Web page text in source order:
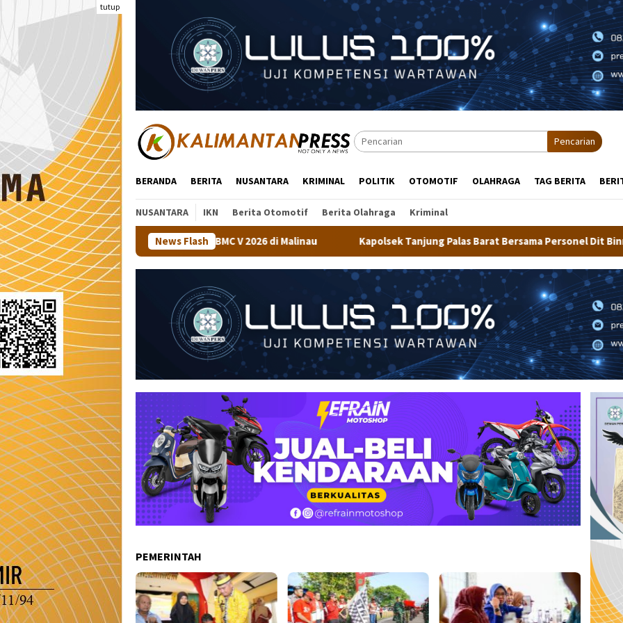
tutup
Pencarian
BERANDA BERITA NUSANTARA KRIMINAL POLITIK OTOMOTIF OLAHRAGA TAG BERITA
NUSANTARA IKN Berita Otomotif Berita Olahraga Kriminal
News Flash
Tenis Meja BMC V 2026 di Malinau Kapolsek Tanjung Palas Barat Bersama Personel Dit Binmas Polda Kaltara
PEMERINTAH